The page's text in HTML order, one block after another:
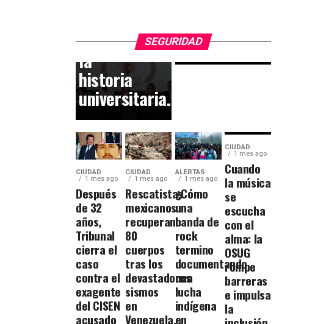
SEGURIDAD
huella en
la
historia
universitaria.
Momias.
CIUDAD
1 mes ago
Después
de 32
años,
Tribunal
cierra el
caso
contra el
exagente
del CISEN
acusado
CIUDAD
1 mes ago
Rescatistas
mexicanos
recuperan
80
cuerpos
tras los
devastadores
sismos
en
Venezuela.
ALERTAS
1 mes ago
¿Cómo
una
banda de
rock
termino
documentando
una
lucha
indígena
en
CIUDAD
1 mes ago
Cuando
la música
se
escucha
con el
alma: la
OSUG
rompe
barreras
e impulsa
la